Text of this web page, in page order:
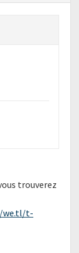
trouverez
we.tl/t-